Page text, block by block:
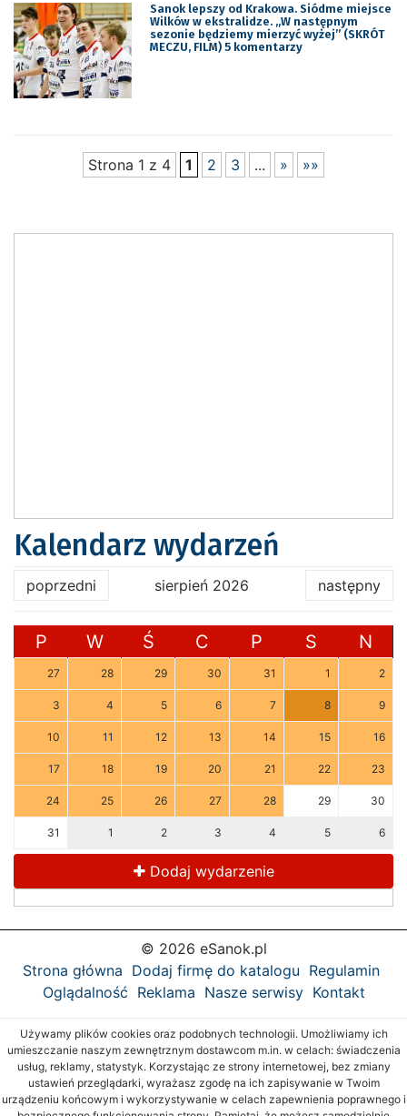
Sanok lepszy od Krakowa. Siódme miejsce
Wilków w ekstralidze. „W następnym
sezonie będziemy mierzyć wyżej” (SKRÓT
MECZU, FILM) 5 komentarzy
Strona 1 z 4 1 2 3 ... » »»
Kalendarz wydarzeń
poprzedni sierpień 2026 następny
P W Ś C P S N
27 28 29 30 31 1 2
3 4 5 6 7 8 9
10 11 12 13 14 15 16
17 18 19 20 21 22 23
24 25 26 27 28 29 30
31 1 2 3 4 5 6
Dodaj wydarzenie
© 2026 eSanok.pl
Strona główna Dodaj firmę do katalogu Regulamin
Oglądalność Reklama Nasze serwisy Kontakt
Używamy plików cookies oraz podobnych technologii. Umożliwiamy ich
umieszczanie naszym zewnętrznym dostawcom m.in. w celach: świadczenia
usług, reklamy, statystyk. Korzystając ze strony internetowej, bez zmiany
ustawień przeglądarki, wyrażasz zgodę na ich zapisywanie w Twoim
urządzeniu końcowym i wykorzystywanie w celach zapewnienia poprawnego i